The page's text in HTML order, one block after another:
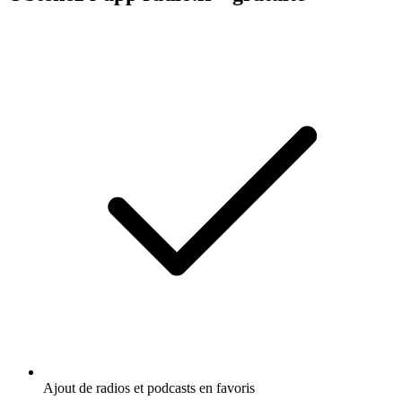
Ajout de radios et podcasts en favoris